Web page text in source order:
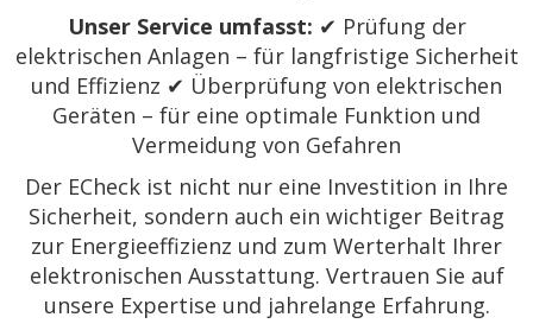
Unser Service umfasst: ✔ Prüfung der
elektrischen Anlagen – für langfristige Sicherheit
und Effizienz ✔ Überprüfung von elektrischen
Geräten – für eine optimale Funktion und
Vermeidung von Gefahren
Der ECheck ist nicht nur eine Investition in Ihre
Sicherheit, sondern auch ein wichtiger Beitrag
zur Energieeffizienz und zum Werterhalt Ihrer
elektronischen Ausstattung. Vertrauen Sie auf
unsere Expertise und jahrelange Erfahrung.